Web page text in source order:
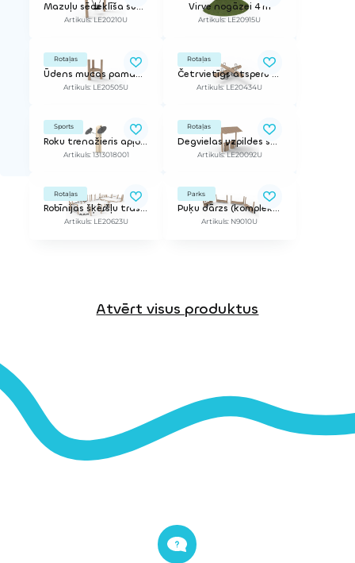
Mazuļu sēdeklīša šūpoles
Artikuls: LE20210U
Virve nogāzei 4 m
Artikuls: LE20915U
Rotaļas
Ūdens mucas pamatne
Artikuls: LE20505U
Rotaļas
Četrvietīgs atsperu balansieris
Artikuls: LE20434U
Sports
Roku trenažieris apļošanai (piemērots cilvēkiem ar īpašām vajadzībām)
Artikuls: 1313018001
Rotaļas
Degvielas uzpildes stacija
Artikuls: LE20092U
Rotaļas
Robīnijas šķēršļu trase 4
Artikuls: LE20623U
Parks
Puķu dārzs (komplekts)
Artikuls: N9010U
Atvērt visus produktus